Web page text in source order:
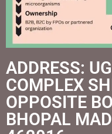
ADDRESS:
COMPLEX
OPPOSITE
BHOPAL